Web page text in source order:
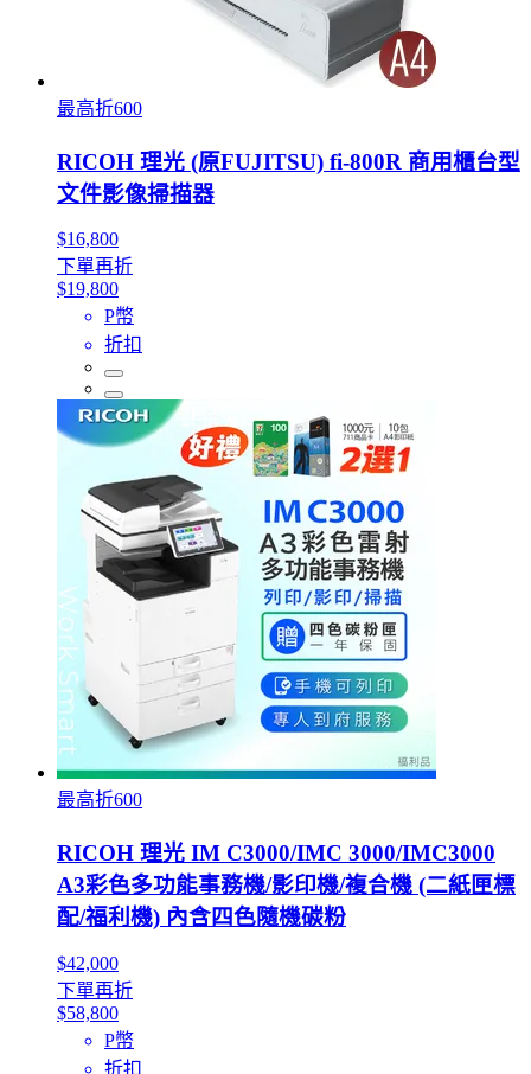
最高折600
RICOH 理光 (原FUJITSU) fi-800R 商用櫃台型
文件影像掃描器
$16,800
下單再折
$19,800
P幣
折扣
最高折600
RICOH 理光 IM C3000/IMC 3000/IMC3000
A3彩色多功能事務機/影印機/複合機 (二紙匣標
配/福利機) 內含四色隨機碳粉
$42,000
下單再折
$58,800
P幣
折扣